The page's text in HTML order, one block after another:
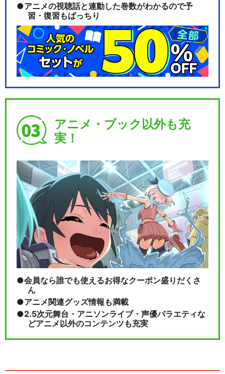
アニメの視聴話と連動した巻数がわかるので予
習・復習もばっちり
アニメ・ブック以外も充
実！
会員なら誰でも使えるお得なクーポン盛りだくさ
ん
アニメ関連グッズ情報も満載
2.5次元舞台・アニソンライブ・声優バラエティな
どアニメ以外のコンテンツも充実